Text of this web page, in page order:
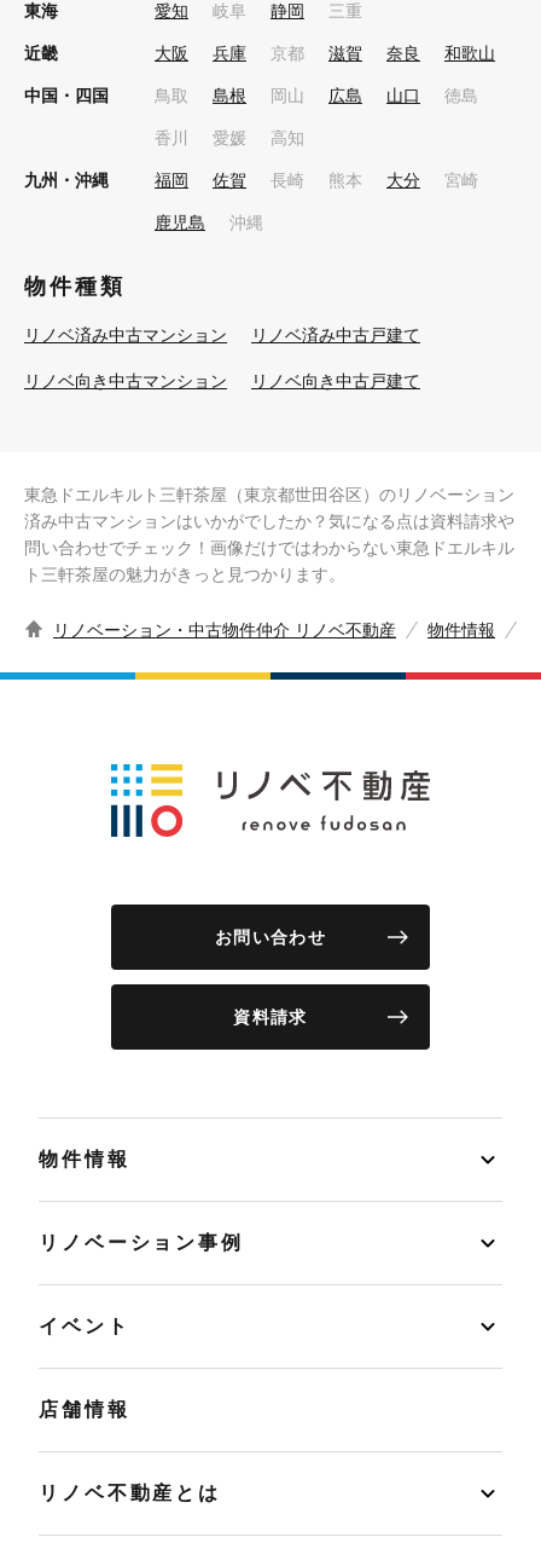
東海 愛知 岐阜 静岡 三重
近畿 大阪 兵庫 京都 滋賀 奈良 和歌山
中国・四国 鳥取 島根 岡山 広島 山口 徳島
香川 愛媛 高知
九州・沖縄 福岡 佐賀 長崎 熊本 大分 宮崎
鹿児島 沖縄
物件種類
リノベ済み中古マンション リノベ済み中古戸建て
リノベ向き中古マンション リノベ向き中古戸建て
東急ドエルキルト三軒茶屋（東京都世田谷区）のリノベーション
済み中古マンションはいかがでしたか？気になる点は資料請求や
問い合わせでチェック！画像だけではわからない東急ドエルキル
ト三軒茶屋の魅力がきっと見つかります。
リノベーション・中古物件仲介 リノベ不動産 物件情報
お問い合わせ
資料請求
物件情報
リノベーション事例
イベント
店舗情報
リノベ不動産とは